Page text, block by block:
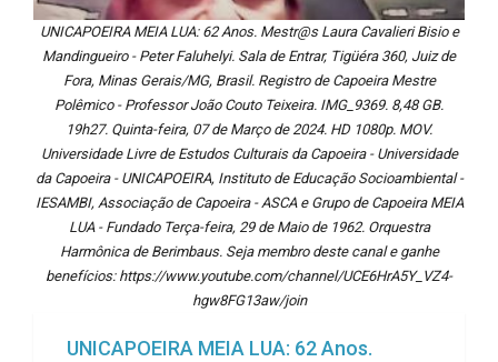
UNICAPOEIRA MEIA LUA: 62 Anos. Mestr@s Laura Cavalieri Bisio e
Mandingueiro - Peter Faluhelyi. Sala de Entrar, Tigüéra 360, Juiz de
Fora, Minas Gerais/MG, Brasil. Registro de Capoeira Mestre
Polêmico - Professor João Couto Teixeira. IMG_9369. 8,48 GB.
19h27. Quinta-feira, 07 de Março de 2024. HD 1080p. MOV.
Universidade Livre de Estudos Culturais da Capoeira - Universidade
da Capoeira - UNICAPOEIRA, Instituto de Educação Socioambiental -
IESAMBI, Associação de Capoeira - ASCA e Grupo de Capoeira MEIA
LUA - Fundado Terça-feira, 29 de Maio de 1962. Orquestra
Harmônica de Berimbaus. Seja membro deste canal e ganhe
benefícios: https://www.youtube.com/channel/UCE6HrA5Y_VZ4-
hgw8FG13aw/join
UNICAPOEIRA MEIA LUA: 62 Anos.